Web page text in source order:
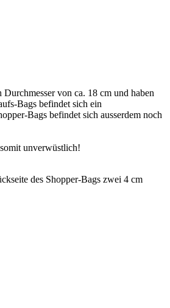
von ca. 18 cm und haben
Bags befindet sich ein
Bags befindet sich ausserdem noch
unverwüstlich!
des Shopper-Bags zwei 4 cm